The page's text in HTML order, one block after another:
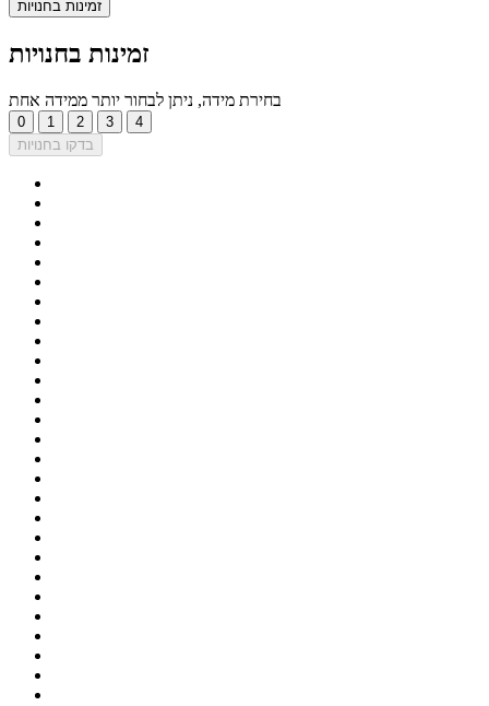
זמינות בחנויות
זמינות בחנויות
בחירת מידה, ניתן לבחור יותר ממידה אחת
0 1 2 3
4
בדקו בחנויות